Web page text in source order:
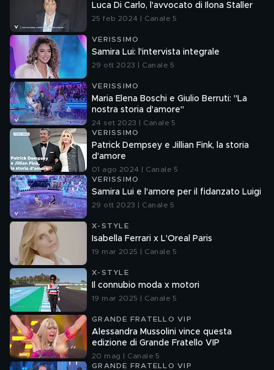
Luca Di Carlo, l'avvocato di Ilona Staller
25 feb 2024 | Canale 5
VERISSIMO
Samira Lui: l'intervista integrale
29 ott 2023 | Canale 5
VERISSIMO
Maria Elena Boschi e Giulio Berruti: "La
nostra storia d'amore"
24 set 2023 | Canale 5
VERISSIMO
Patrick Dempsey e Jillian Fink, la storia
d'amore
01 ago 2024 | Canale 5
VERISSIMO
Samira Lui e l'amore per il fidanzato Luigi
29 ott 2023 | Canale 5
X-STYLE
Isabella Ferrari x L'Oreal Paris
19 mar 2025 | Canale 5
X-STYLE
Il connubio moda x motori
19 mar 2025 | Canale 5
GRANDE FRATELLO VIP
Alessandra Mussolini vince questa
edizione di Grande Fratello VIP
20 mag | Canale 5
GRANDE FRATELLO VIP